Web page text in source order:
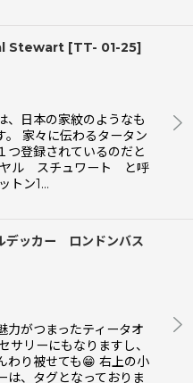
Stewart [TT- 01-25]
、日本の家紋のようなも
。 家々に伝わるタータン
つ登録されているのだと
ヤル スチュワート と呼
トン1…
デッカー ロンドンバス
力がつまったティータオ
サリーにもなりますし、
わり被せても😁 右上の小
は、タグとなっておりま